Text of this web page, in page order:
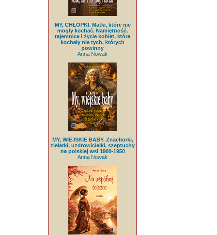
MY, CHŁOPKI. Matki, które nie
mogły kochać. Namiętność,
tajemnice i życie kobiet, które
kochały nie tych, których
powinny
Anna Nowak
MY, WIEJSKIE BABY. Znachorki,
zielarki, uzdrowicielki, szeptuchy
na polskiej wsi 1900-1950
Anna Nowak